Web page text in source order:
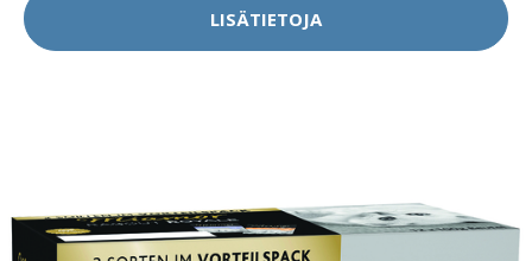
LISÄTIETOJA